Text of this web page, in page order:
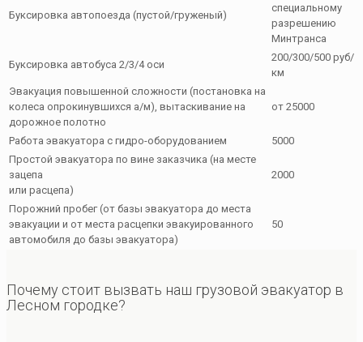
Буксировка автопоезда (пустой/груженый)
специальному
разрешению
Минтранса
Буксировка автобуса 2/3/4 оси
200/300/500 руб/
км
Эвакуация повышенной сложности (постановка на
колеса опрокинувшихся а/м), вытаскивание на
дорожное полотно
от 25000
Работа эвакуатора с гидро-оборудованием
5000
Простой эвакуатора по вине заказчика (на месте
зацепа
или расцепа)
2000
Порожний пробег (от базы эвакуатора до места
эвакуации и от места расцепки эвакуированного
автомобиля до базы эвакуатора)
50
Почему стоит вызвать наш грузовой эвакуатор в
Лесном городке?